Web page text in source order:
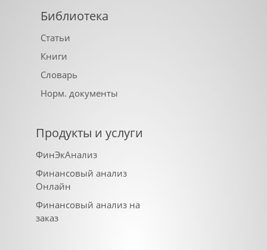
Библиотека
Статьи
Книги
Словарь
Норм. документы
Продукты и услуги
ФинЭкАнализ
Финансовый анализ
Онлайн
Финансовый анализ на
заказ